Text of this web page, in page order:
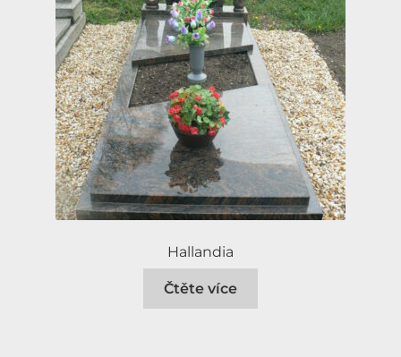
Hallandia
Čtěte více